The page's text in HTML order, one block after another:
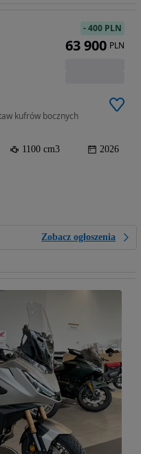
kufrów bocznych
1100 cm3 2026
Zobacz ogłoszenia
-400 PLN
63 900 PLN